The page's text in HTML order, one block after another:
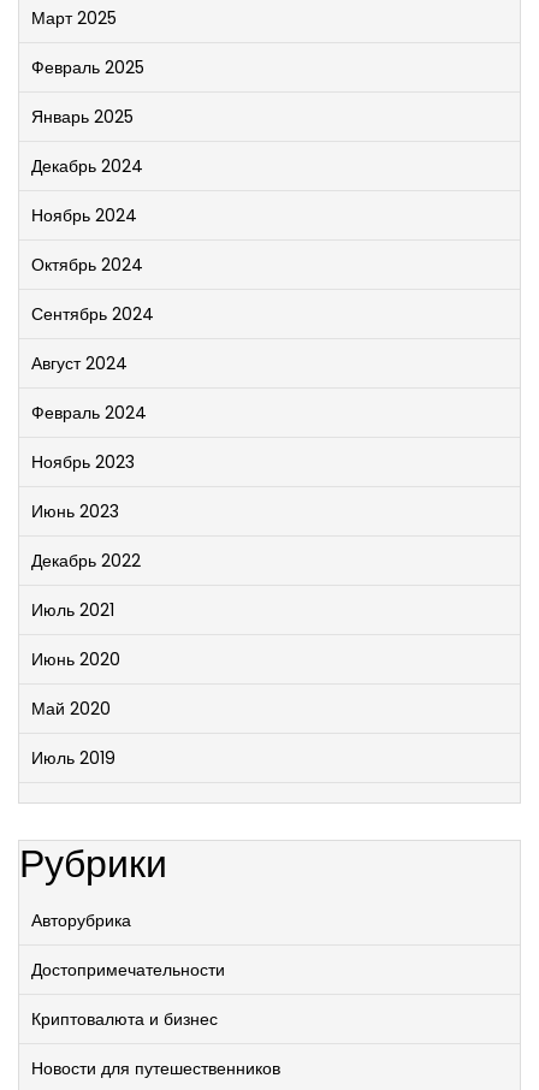
Март 2025
Февраль 2025
Январь 2025
Декабрь 2024
Ноябрь 2024
Октябрь 2024
Сентябрь 2024
Август 2024
Февраль 2024
Ноябрь 2023
Июнь 2023
Декабрь 2022
Июль 2021
Июнь 2020
Май 2020
Июль 2019
Рубрики
Авторубрика
Достопримечательности
Криптовалюта и бизнес
Новости для путешественников